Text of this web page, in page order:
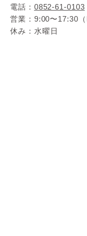
電話： 0852-61-0103
営業：9:00〜17:30
休み：水曜日